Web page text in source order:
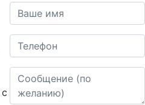
Ваше имя
Телефон
Сообщение